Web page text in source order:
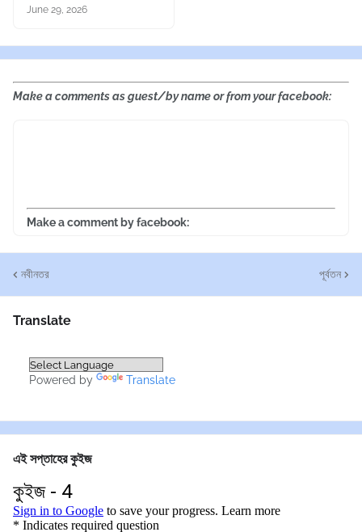
June 29, 2026
Make a comments as guest/by name or from your facebook:
Make a comment by facebook:
নবীনতর পূর্বতন
Translate
Powered by Translate
এই সপ্তাহের কুইজ